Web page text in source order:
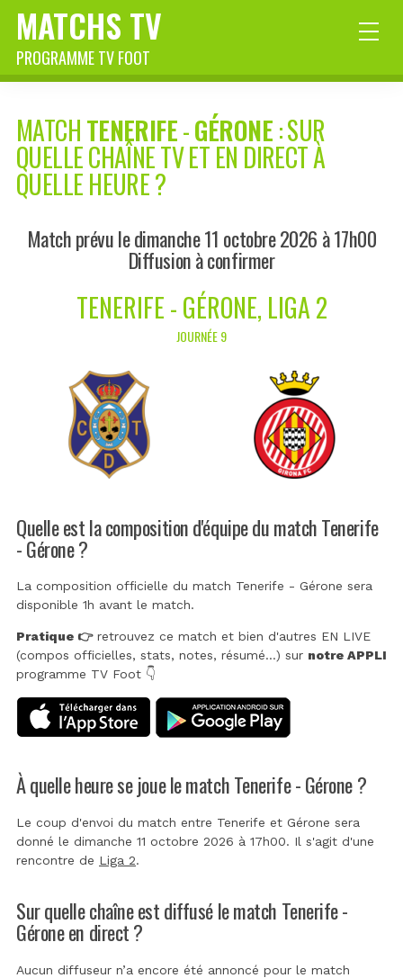
MATCHS TV
PROGRAMME TV FOOT
MATCHTENERIFE-GÉRONE: SUR
QUELLE CHAÎNE TV ET EN DIRECT À
QUELLE HEURE ?
Match prévu le dimanche 11 octobre 2026 à 17h00
Diffusion à confirmer
TENERIFE - GÉRONE, LIGA 2
JOURNÉE 9
Quelle est la composition d'équipe du match Tenerife
- Gérone ?
La composition officielle du match Tenerife - Gérone sera
disponible 1h avant le match.
Pratique 👉retrouvez ce match et bien d'autres EN LIVE
(compos officielles, stats, notes, résumé...) sur notre APPLI
programme TV Foot 👇
À quelle heure se joue le match Tenerife - Gérone ?
Le coup d'envoi du match entre Tenerife et Gérone sera
donné le dimanche 11 octobre 2026 à 17h00. Il s'agit d'une
rencontre de Liga 2.
Sur quelle chaîne est diffusé le match Tenerife -
Gérone en direct ?
Aucun diffuseur n’a encore été annoncé pour le match